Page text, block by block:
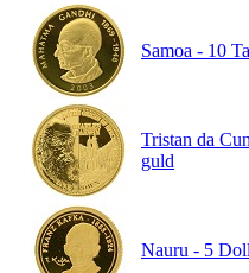
Samoa - 10
Tristan da
guld
Nauru - 5